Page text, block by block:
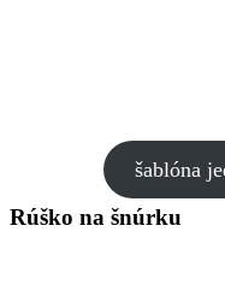
šablóna
Rúško na šnúrku